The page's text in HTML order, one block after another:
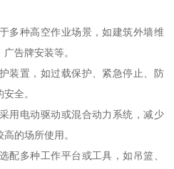
多种高空作业场景，如建筑外墙维
告牌安装等。
装置，如过载保护、紧急停止、防
全。
用电动驱动或混合动力系统，减少
的场所使用。
配多种工作平台或工具，如吊篮、